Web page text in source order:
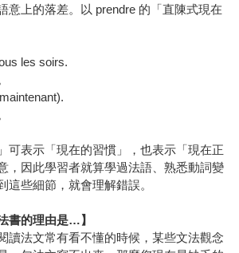
意上的落差。以 prendre 的「直陳式現在
les soirs.
可表示「現在的習慣」，也表示「現在正
，因此學習者就算學過法語、熟悉動詞變
這些細節，就會理解錯誤。
書的理由是…】
讀法文常有看不懂的時候，某些文法觀念